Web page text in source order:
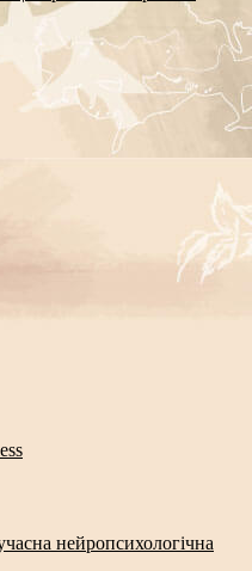
нейропсихологічна